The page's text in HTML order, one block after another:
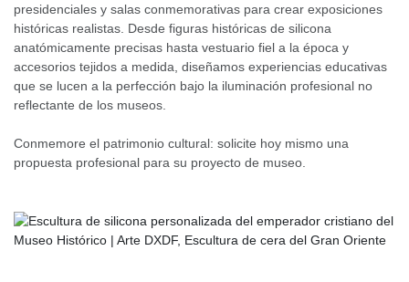
presidenciales y salas conmemorativas para crear exposiciones
históricas realistas. Desde figuras históricas de silicona
anatómicamente precisas hasta vestuario fiel a la época y
accesorios tejidos a medida, diseñamos experiencias educativas
que se lucen a la perfección bajo la iluminación profesional no
reflectante de los museos.
Conmemore el patrimonio cultural: solicite hoy mismo una
propuesta profesional para su proyecto de museo.